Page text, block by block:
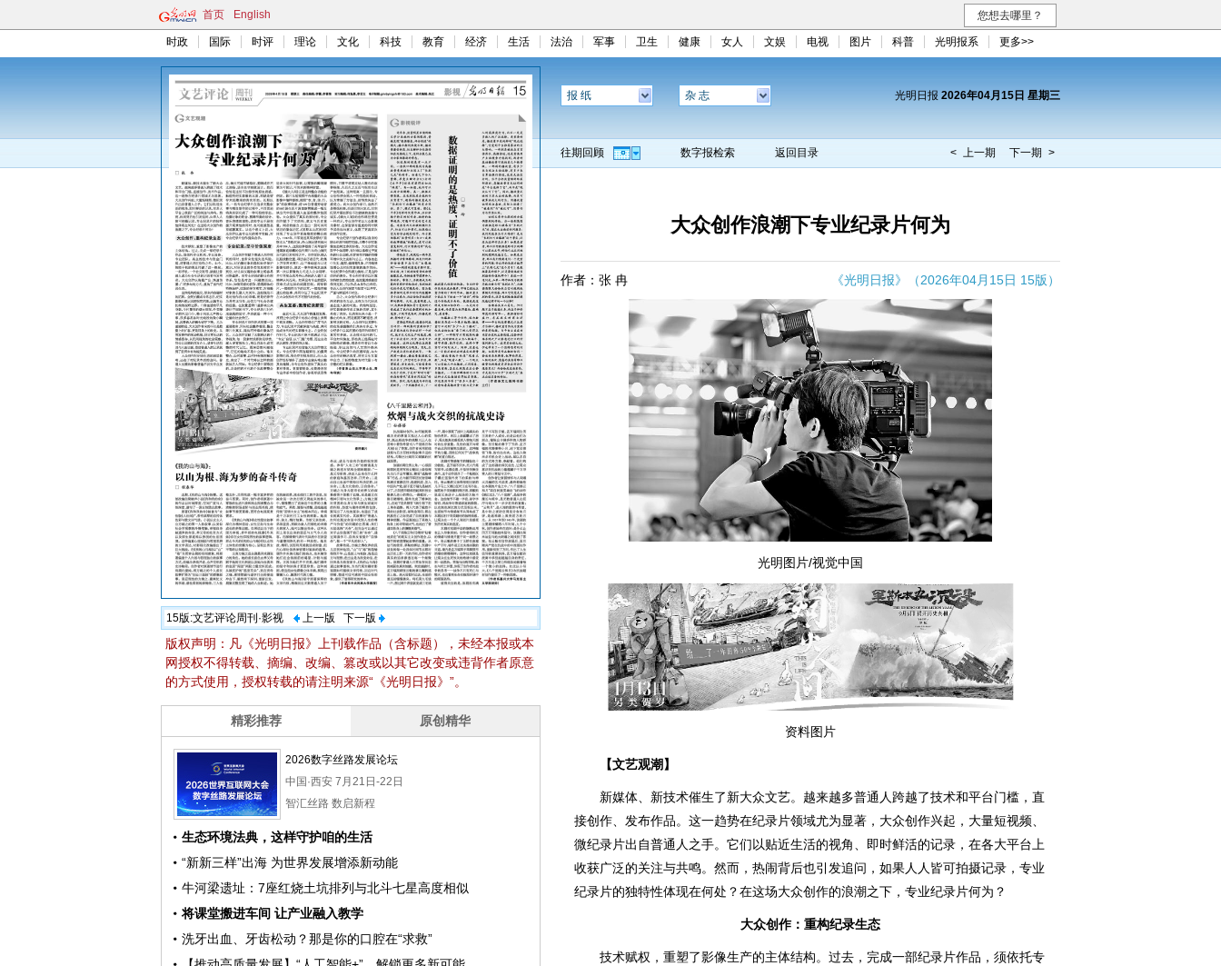
首页 English 您想去哪里？
时政 国际 时评 理论 文化 科技 教育 经济 生活 法治 军事 卫生 健康 女人 文娱 电视 图片 科普 光明报系 更多>>
15版:文艺评论周刊·影视 上一版 下一版
版权声明：凡《光明日报》上刊载作品（含标题），未经本报或本
网授权不得转载、摘编、改编、篡改或以其它改变或违背作者原意
的方式使用，授权转载的请注明来源“《光明日报》”。
报 纸 杂 志 光明日报 2026年04月15日 星期三
往期回顾 数字报检索 返回目录 < 上一期 下一期 >
大众创作浪潮下专业纪录片何为
作者：张 冉 《光明日报》（2026年04月15日 15版）
光明图片/视觉中国
资料图片
【文艺观潮】
新媒体、新技术催生了新大众文艺。越来越多普通人跨越了技术和平台门槛，直
接创作、发布作品。这一趋势在纪录片领域尤为显著，大众创作兴起，大量短视频、
微纪录片出自普通人之手。它们以贴近生活的视角、即时鲜活的记录，在各大平台上
收获广泛的关注与共鸣。然而，热闹背后也引发追问，如果人人皆可拍摄记录，专业
纪录片的独特性体现在何处？在这场大众创作的浪潮之下，专业纪录片何为？
大众创作：重构纪录生态
技术赋权，重塑了影像生产的主体结构。过去，完成一部纪录片作品，须依托专